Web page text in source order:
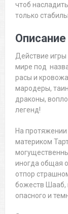
чтоб
только
Действие игры
мире под
расы и
мародеры,
драконы,
легенд!
На протяжении
материком
иногда общая
отпор
божеств Шааб,
опасного и